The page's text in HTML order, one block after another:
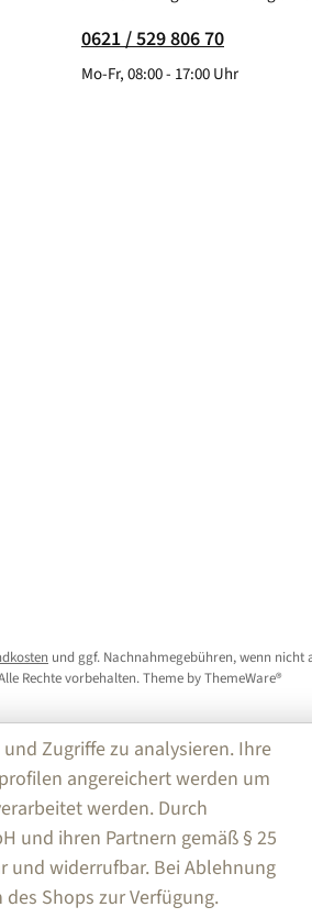
0621 / 529 806 70
Mo-Fr, 08:00 - 17:00 Uhr
und ggf. Nachnahmegebühren, wenn nicht
Rechte vorbehalten. Theme byThemeWare®
Zugriffe zu analysieren. Ihre
angereichert werden um
werden. Durch
und ihren Partnern gemäß § 25
und widerrufbar. Bei Ablehnung
Shops zur Verfügung.